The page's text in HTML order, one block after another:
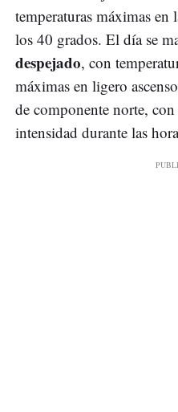
temperaturas máximas
los 40 grados. El día se
despejado, con
máximas en ligero
de componente norte,
intensidad durante las